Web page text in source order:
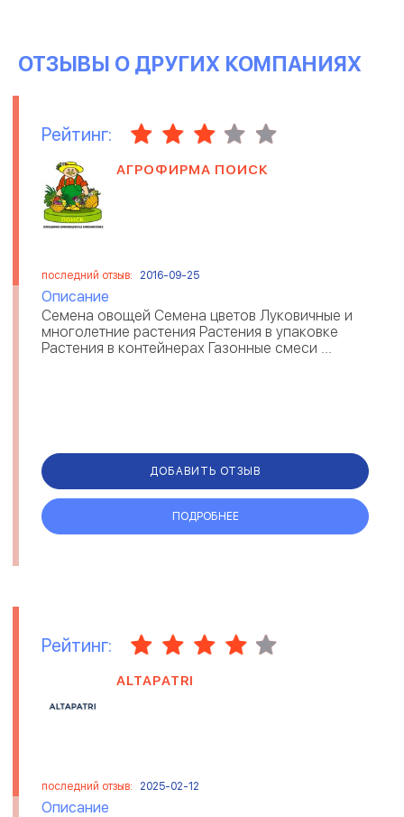
ОТЗЫВЫ О ДРУГИХ КОМПАНИЯХ
Рейтинг:
АГРОФИРМА ПОИСК
последний отзыв: 2016-09-25
Описание
Семена овощей Семена цветов Луковичные и
многолетние растения Растения в упаковке
Растения в контейнерах Газонные смеси ...
ДОБАВИТЬ ОТЗЫВ
ПОДРОБНЕЕ
Рейтинг:
ALTAPATRI
последний отзыв: 2025-02-12
Описание